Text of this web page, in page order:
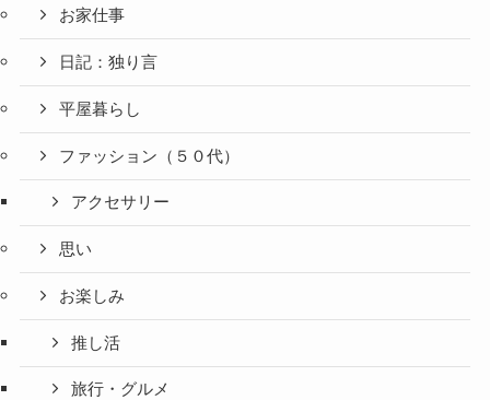
お家仕事
日記：独り言
平屋暮らし
ファッション（５０代）
アクセサリー
思い
お楽しみ
推し活
旅行・グルメ